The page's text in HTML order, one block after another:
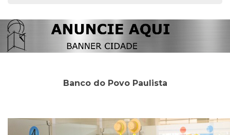
Banco do Povo Paulista